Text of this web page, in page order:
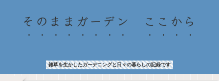
そのままガーデン ここから
雑草を生かしたガーデニングと日々の暮らしの記録です